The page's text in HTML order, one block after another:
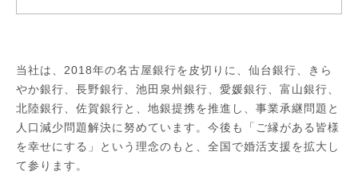
当社は、2018年の名古屋銀行を皮切りに、仙台銀行、きら
やか銀行、長野銀行、池田泉州銀行、愛媛銀行、富山銀行、
北陸銀行、佐賀銀行と、地銀提携を推進し、事業承継問題と
人口減少問題解決に努めています。今後も「ご縁がある皆様
を幸せにする」という理念のもと、全国で婚活支援を拡大し
て参ります。